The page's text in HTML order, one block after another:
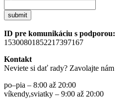
submit
ID pre komunikáciu s podporou:
15300801852217397167
Kontakt
Neviete si dať rady? Zavolajte nám
po–pia – 8:00 až 20:00
víkendy,sviatky – 9:00 až 20:00